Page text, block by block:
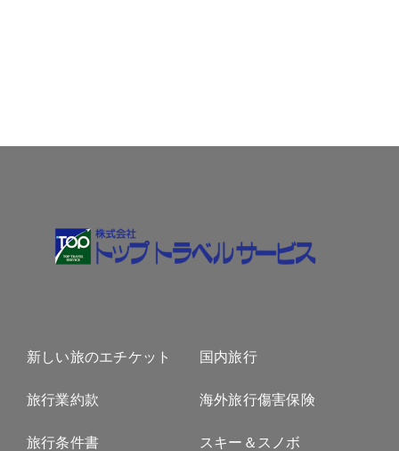
新しい旅のエチケット
旅行業約款
旅行条件書
国内旅行
海外旅行傷害保険
スキー＆スノボ